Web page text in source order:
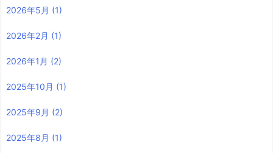
2026年5月 (1)
2026年2月 (1)
2026年1月 (2)
2025年10月 (1)
2025年9月 (2)
2025年8月 (1)